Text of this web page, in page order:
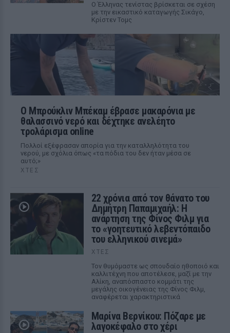
Ο Έλληνας τενίστας βρίσκεται σε σχέση
με την εικαστικό καταγωγής Σικάγο,
Κρίστεν Τομς
Ο Μπρούκλιν Μπέκαμ έβρασε μακαρόνια με
θαλασσινό νερό και δέχτηκε ανελέητο
τρολάρισμα online
Πολλοί εξέφρασαν απορία για την καταλληλότητα του
νερού, με σχόλια όπως «τα πόδια του δεν ήταν μέσα σε
αυτό;»
ΧΤΕΣ
22 χρόνια από τον θάνατο του
Δημήτρη Παπαμιχαήλ: Η
ανάρτηση της Φίνος Φιλμ για
το «γοητευτικό λεβεντόπαιδο
του ελληνικού σινεμά»
ΧΤΕΣ
Τον θυμόμαστε ως σπουδαίο ηθοποιό και
καλλιτέχνη που αποτέλεσε, μαζί με την
Αλίκη, αναπόσπαστο κομμάτι της
μεγάλης οικογένειας της Φίνος Φιλμ,
αναφέρεται χαρακτηριστικά
Μαρίνα Βερνίκου: Πόζαρε με
λαγοκέφαλο στο χέρι